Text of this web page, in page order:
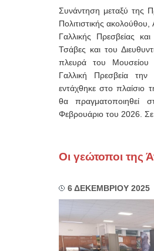
Συνάντηση μεταξύ της
Πολιτιστικής
Γαλλικής Πρεσβείας
Τσάβες και του
πλευρά του Μουσείου
Γαλλική Πρεσβεία
εντάχθηκε στο πλαίσιο
θα πραγματοποιηθεί
Φεβρουάριο του 2026.
Οι γεώτοποι της
6 ΔΕΚΕΜΒΡΙΟΥ 2025